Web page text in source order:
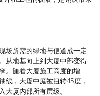
场所需的绿地与便道成一定
从地基向上到大厦中部变得
。随着大厦施工高度的增
线，大厦中庭被扭转45度，
大厦内部所有层级。